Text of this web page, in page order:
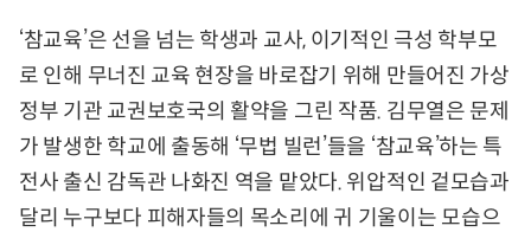
‘참교육’은 선을 넘는 학생과 교사, 이기적인 극성 학부모
로 인해 무너진 교육 현장을 바로잡기 위해 만들어진 가상
정부 기관 교권보호국의 활약을 그린 작품. 김무열은 문제
가 발생한 학교에 출동해 ‘무법 빌런’들을 ‘참교육’하는 특
전사 출신 감독관 나화진 역을 맡았다. 위압적인 겉모습과
달리 누구보다 피해자들의 목소리에 귀 기울이는 모습으